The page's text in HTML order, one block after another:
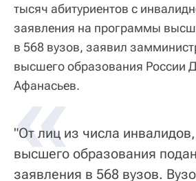
тысяч абитуриентов с
заявления на программы
в 568 вузов, заявил
высшего образования России
Афанасьев.
«
"От лиц из числа
высшего образования
заявления в 568 вузов.